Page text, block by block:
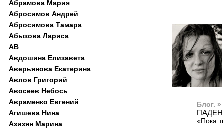
Блог. »
«Пока
Абрамова Мария
Абросимов Андрей
Абросимова Тамара
Абызова Лариса
АВ
Авдошина Елизавета
Аверьянова Екатерина
Авлов Григорий
Авосеев Небось
Авраменко Евгений
Агишева Нина
Азизян Марина